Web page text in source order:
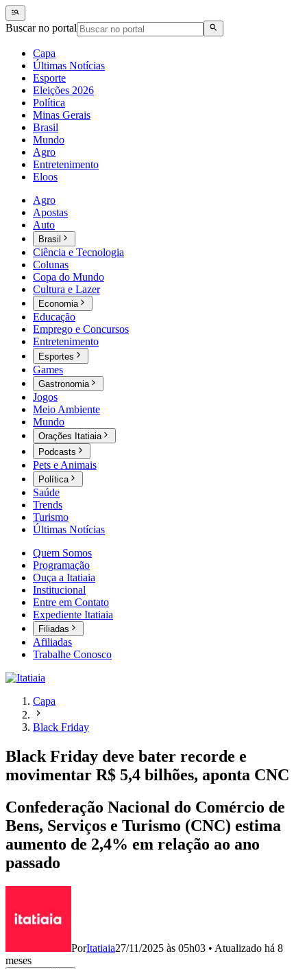
Buscar no portal
Capa
Últimas Notícias
Esporte
Eleições 2026
Política
Minas Gerais
Brasil
Mundo
Agro
Entretenimento
Eloos
Agro
Apostas
Auto
Brasil
Ciência e Tecnologia
Colunas
Copa do Mundo
Cultura e Lazer
Economia
Educação
Emprego e Concursos
Entretenimento
Esportes
Games
Gastronomia
Jogos
Meio Ambiente
Mundo
Orações Itatiaia
Podcasts
Pets e Animais
Política
Saúde
Trends
Turismo
Últimas Notícias
Quem Somos
Programação
Ouça a Itatiaia
Institucional
Entre em Contato
Expediente Itatiaia
Filiadas
Afiliadas
Trabalhe Conosco
Capa
Black Friday
Black Friday deve bater recorde e
movimentar R$ 5,4 bilhões, aponta CNC
Confederação Nacional do Comércio de
Bens, Serviços e Turismo (CNC) estima
aumento de 2,4% em relação ao ano
passado
PorItatiaia27/11/2025 às 05h03 • Atualizado há 8
meses